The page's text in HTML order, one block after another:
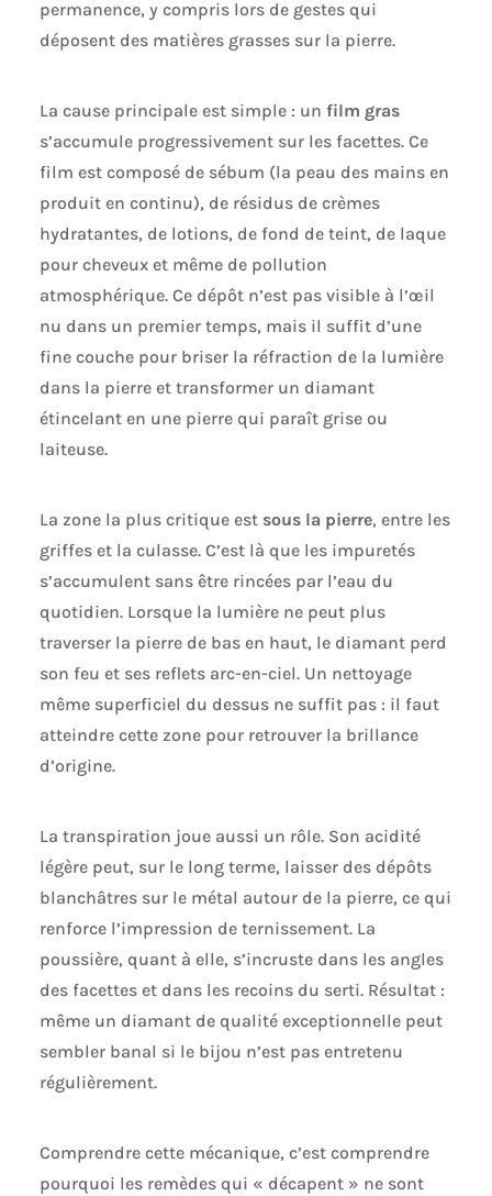
permanence, y compris lors de gestes qui
déposent des matières grasses sur la pierre.
La cause principale est simple : un film gras
s’accumule progressivement sur les facettes. Ce
film est composé de sébum (la peau des mains en
produit en continu), de résidus de crèmes
hydratantes, de lotions, de fond de teint, de laque
pour cheveux et même de pollution
atmosphérique. Ce dépôt n’est pas visible à l’œil
nu dans un premier temps, mais il suffit d’une
fine couche pour briser la réfraction de la lumière
dans la pierre et transformer un diamant
étincelant en une pierre qui paraît grise ou
laiteuse.
La zone la plus critique est sous la pierre, entre les
griffes et la culasse. C’est là que les impuretés
s’accumulent sans être rincées par l’eau du
quotidien. Lorsque la lumière ne peut plus
traverser la pierre de bas en haut, le diamant perd
son feu et ses reflets arc-en-ciel. Un nettoyage
même superficiel du dessus ne suffit pas : il faut
atteindre cette zone pour retrouver la brillance
d’origine.
La transpiration joue aussi un rôle. Son acidité
légère peut, sur le long terme, laisser des dépôts
blanchâtres sur le métal autour de la pierre, ce qui
renforce l’impression de ternissement. La
poussière, quant à elle, s’incruste dans les angles
des facettes et dans les recoins du serti. Résultat :
même un diamant de qualité exceptionnelle peut
sembler banal si le bijou n’est pas entretenu
régulièrement.
Comprendre cette mécanique, c’est comprendre
pourquoi les remèdes qui « décapent » ne sont